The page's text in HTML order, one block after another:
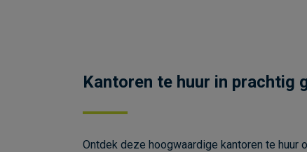
Kantoren te huur in prachtig
Ontdek deze hoogwaardige kantoren te